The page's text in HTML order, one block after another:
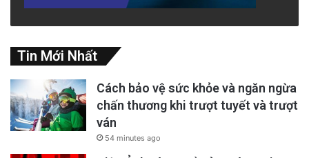
Tin Mới Nhất
Cách bảo vệ sức khỏe và ngăn ngừa
chấn thương khi trượt tuyết và trượt
ván
54 minutes ago